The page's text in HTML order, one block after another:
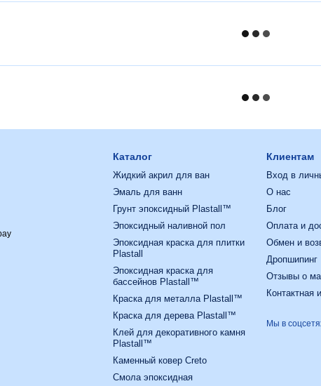
Каталог
Жидкий акрил для ван
Эмаль для ванн
Грунт эпоксидный Plastall™
Эпоксидный наливной пол
Эпоксидная краска для плитки
Plastall
Эпоксидная краска для
бассейнов Plastall™
Краска для металла Plastall™
Краска для дерева Plastall™
Клей для декоративного камня
Plastall™
Каменный ковер Creto
Смола эпоксидная
Клиентам
Вход в
О нас
Блог
Оплата и
Обмен и
Дропшипинг
Отзывы о
Контактная
Мы в